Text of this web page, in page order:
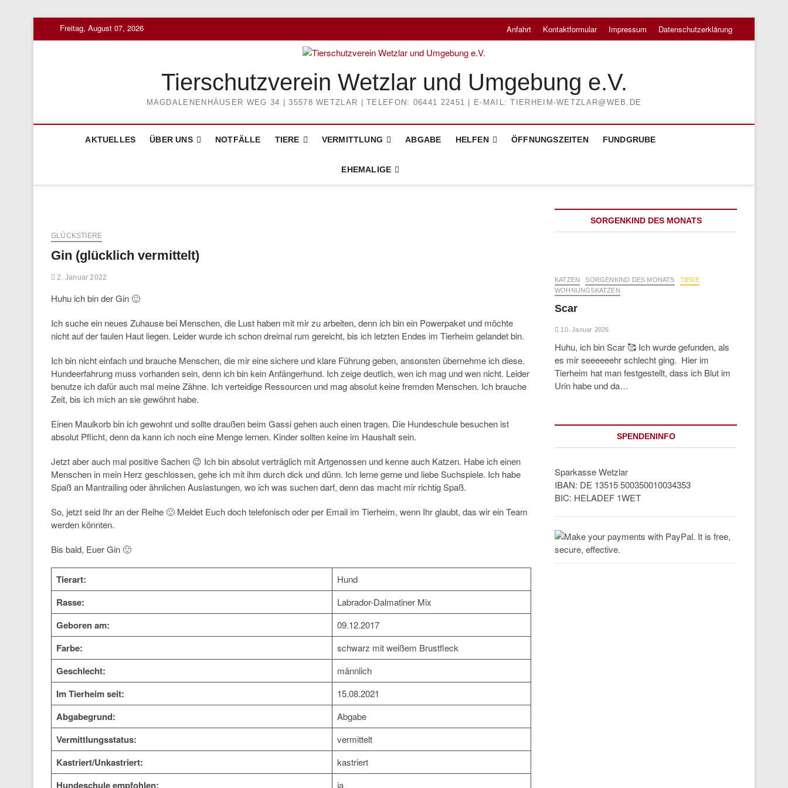
Freitag, August 07, 2026 Anfahrt Kontaktformular Impressum Datenschutzerklärung
Tierschutzverein Wetzlar und Umgebung e.V.
MAGDALENENHÄUSER WEG 34 | 35578 WETZLAR | TELEFON: 06441 22451 | E-MAIL: TIERHEIM-WETZLAR@WEB.DE
AKTUELLES ÜBER UNS NOTFÄLLE TIERE VERMITTLUNG ABGABE HELFEN ÖFFNUNGSZEITEN FUNDGRUBE
EHEMALIGE
GLÜCKSTIERE
Gin (glücklich vermittelt)
2. Januar 2022
Huhu ich bin der Gin 🙂
Ich suche ein neues Zuhause bei Menschen, die Lust haben mit mir zu arbeiten, denn ich bin ein Powerpaket und möchte
nicht auf der faulen Haut liegen. Leider wurde ich schon dreimal rum gereicht, bis ich letzten Endes im Tierheim gelandet bin.
Ich bin nicht einfach und brauche Menschen, die mir eine sichere und klare Führung geben, ansonsten übernehme ich diese.
Hundeerfahrung muss vorhanden sein, denn ich bin kein Anfängerhund. Ich zeige deutlich, wen ich mag und wen nicht. Leider
benutze ich dafür auch mal meine Zähne. Ich verteidige Ressourcen und mag absolut keine fremden Menschen. Ich brauche
Zeit, bis ich mich an sie gewöhnt habe.
Einen Maulkorb bin ich gewohnt und sollte draußen beim Gassi gehen auch einen tragen. Die Hundeschule besuchen ist
absolut Pflicht, denn da kann ich noch eine Menge lernen. Kinder sollten keine im Haushalt sein.
Jetzt aber auch mal positive Sachen 😉 Ich bin absolut verträglich mit Artgenossen und kenne auch Katzen. Habe ich einen
Menschen in mein Herz geschlossen, gehe ich mit ihm durch dick und dünn. Ich lerne gerne und liebe Suchspiele. Ich habe
Spaß an Mantrailing oder ähnlichen Auslastungen, wo ich was suchen darf, denn das macht mir richtig Spaß.
So, jetzt seid Ihr an der Reihe 🙂 Meldet Euch doch telefonisch oder per Email im Tierheim, wenn Ihr glaubt, das wir ein Team
werden könnten.
Bis bald, Euer Gin 🙂
Tierart: Hund
Rasse: Labrador-Dalmatiner Mix
Geboren am: 09.12.2017
Farbe: schwarz mit weißem Brustfleck
Geschlecht: männlich
Im Tierheim seit: 15.08.2021
Abgabegrund: Abgabe
Vermittlungsstatus: vermittelt
Kastriert/Unkastriert: kastriert
Hundeschule empfohlen: ja
SORGENKIND DES MONATS
KATZEN SORGENKIND DES MONATS
TIERE
WOHNUNGSKATZEN
Scar
10. Januar 2026
Huhu, ich bin Scar 🥰 Ich wurde gefunden, als
es mir seeeeeehr schlecht ging. Hier im
Tierheim hat man festgestellt, dass ich Blut im
Urin habe und da…
SPENDENINFO
Sparkasse Wetzlar
IBAN: DE 13515 500350010034353
BIC: HELADEF 1WET